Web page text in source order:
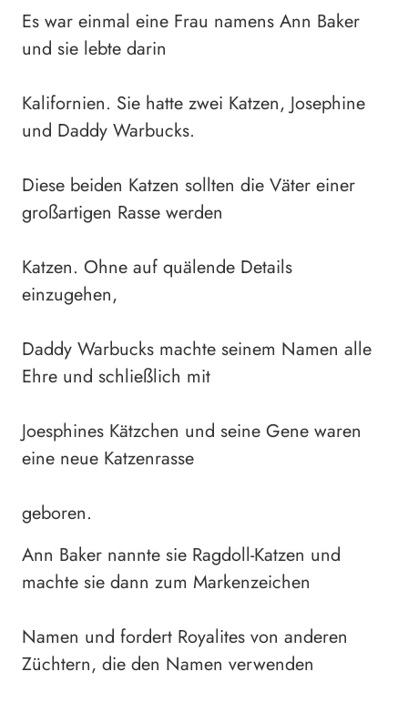
Es war einmal eine Frau namens Ann Baker
und sie lebte darin
Kalifornien. Sie hatte zwei Katzen, Josephine
und Daddy Warbucks.
Diese beiden Katzen sollten die Väter einer
großartigen Rasse werden
Katzen. Ohne auf quälende Details
einzugehen,
Daddy Warbucks machte seinem Namen alle
Ehre und schließlich mit
Joesphines Kätzchen und seine Gene waren
eine neue Katzenrasse
geboren.
Ann Baker nannte sie Ragdoll-Katzen und
machte sie dann zum Markenzeichen
Namen und fordert Royalites von anderen
Züchtern, die den Namen verwenden